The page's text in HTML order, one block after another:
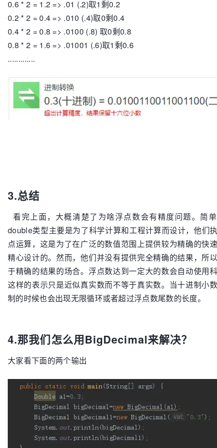
0.6 * 2 = 1.2 => .01 (.2)取1剩0.2
0.2 * 2 = 0.4 => .010 (.4)取0剩0.4
0.4 * 2 = 0.8 => .0100 (.8) 取0剩0.8
0.8 * 2 = 1.6 => .01001 (.6)取1剩0.6
.............
3.总结
看完上面，大概清楚了为啥浮点数会有精度问题。简
double类型主要是为了科学计算和工程计算而设计，他们
点运算，这是为了在广泛的数值范围上提供较为精确的快
精心设计的。然而，他们并没有提供完全精确的结果，所
于精确的结果的场合。浮点数达到一定大的数会自动使用
这样的表示只是近似真实数而不等于真实数。当十进制小
制的时候也会出现无限循环或者超过浮点数尾数的长度。
4.那我们怎么用BigDecimal来解决？
大家看下面的两个输出